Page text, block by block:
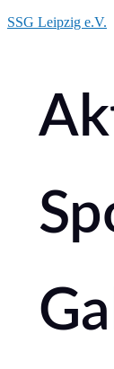
SSG Leipzig e.V.